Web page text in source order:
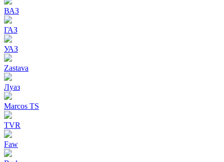
ВАЗ
ГАЗ
УАЗ
Zastava
Луаз
Marcos TS
TVR
Faw